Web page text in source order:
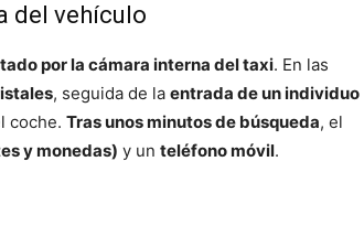
del vehículo
por la cámara interna del taxi. En las
, seguida de la entrada de un individuo
coche. Tras unos minutos de búsqueda, el
y monedas) y un teléfono móvil.